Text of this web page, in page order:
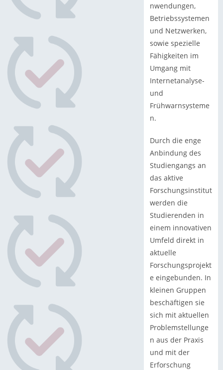
nwendungen,
Betriebssystemen
und Netzwerken,
sowie spezielle
Fähigkeiten im
Umgang mit
Internetanalyse-
und
Frühwarnsysteme
n.
Durch die enge
Anbindung des
Studiengangs an
das aktive
Forschungsinstitut
werden die
Studierenden in
einem innovativen
Umfeld direkt in
aktuelle
Forschungsprojekt
e eingebunden. In
kleinen Gruppen
beschäftigen sie
sich mit aktuellen
Problemstellunge
n aus der Praxis
und mit der
Erforschung